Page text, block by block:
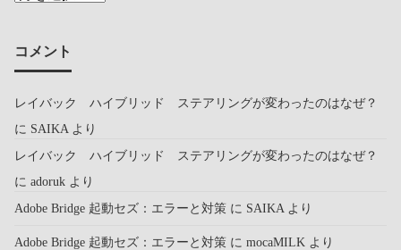
コメント
レイバック ハイブリッド ステアリングが変わったのはなぜ？
に SAIKA より
レイバック ハイブリッド ステアリングが変わったのはなぜ？
に adoruk より
Adobe Bridge 起動セズ：エラーと対策 に SAIKA より
Adobe Bridge 起動セズ：エラーと対策 に mocaMILK より